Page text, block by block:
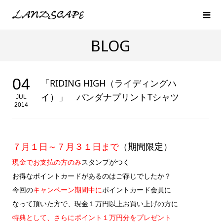
BLOG
04
JUL
2014
「RIDING HIGH（ライディングハ
イ）」 バンダナプリントTシャツ
７月１日～７月３１日まで（期間限定）
現金でお支払の方のみスタンプがつく
お得なポイントカードがあるのはご存じでしたか？
今回のキャンペーン期間中にポイントカード会員に
なって頂いた方で、現金１万円以上お買い上げの方に
特典として、さらにポイント１万円分をプレゼント